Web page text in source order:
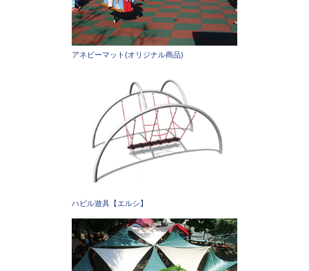
アネビーマット(オリジナル商品)
ハビル遊具【エルシ】